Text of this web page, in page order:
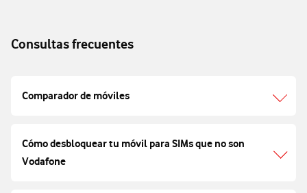
Consultas frecuentes
Comparador de móviles
Cómo desbloquear tu móvil para SIMs que no son
Vodafone